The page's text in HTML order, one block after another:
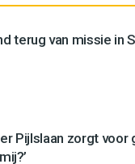
terug van missie in
Pijlslaan zorgt voor